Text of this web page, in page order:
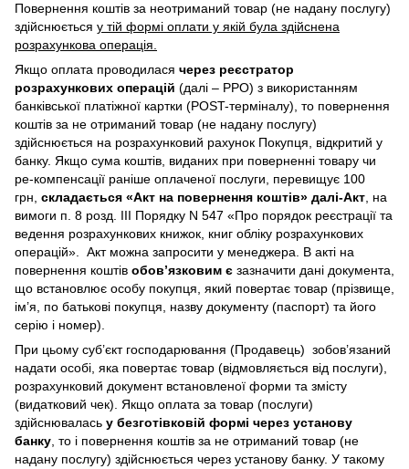
Повернення коштів за неотриманий товар (не надану послугу)
здійснюється у тій формі оплати у якій була здійснена
розрахункова операція.
Якщо оплата проводилася через реєстратор
розрахункових операцій (далі – РРО) з використанням
банківської платіжної картки (POST-терміналу), то повернення
коштів за не отриманий товар (не надану послугу)
здійснюється на розрахунковий рахунок Покупця, відкритий у
банку. Якщо сума коштів, виданих при поверненні товару чи
ре-компенсації раніше оплаченої послуги, перевищує 100
грн, складається «Акт на повернення коштів» далі-Акт, на
вимоги п. 8 розд. III Порядку N 547 «Про порядок реєстрації та
ведення розрахункових книжок, книг обліку розрахункових
операцій». Акт можна запросити у менеджера. В акті на
повернення коштів обов’язковим є зазначити дані документа,
що встановлює особу покупця, який повертає товар (прізвище,
ім’я, по батькові покупця, назву документу (паспорт) та його
серію і номер).
При цьому суб’єкт господарювання (Продавець) зобов’язаний
надати особі, яка повертає товар (відмовляється від послуги),
розрахунковий документ встановленої форми та змісту
(видатковий чек). Якщо оплата за товар (послуги)
здійснювалась у безготівковій формі через установу
банку, то і повернення коштів за не отриманий товар (не
надану послугу) здійснюється через установу банку. У такому